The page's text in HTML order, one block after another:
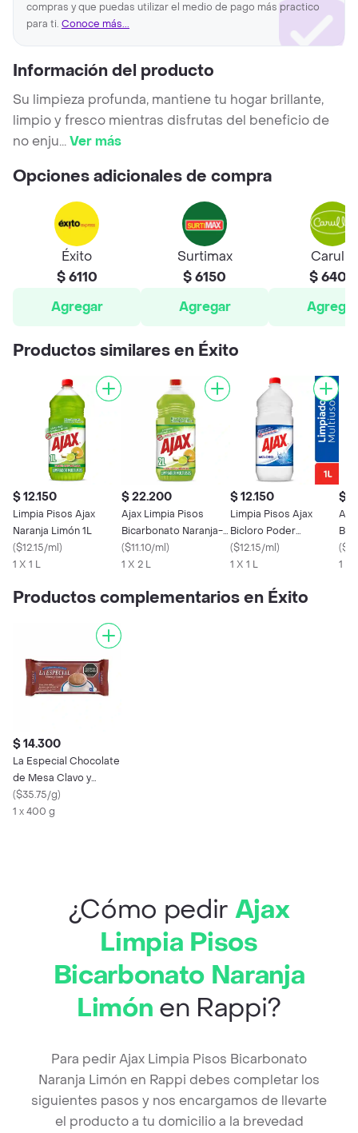
compras y que puedas utilizar el medio de pago más practico
para ti. Conoce más...
Información del producto
Su limpieza profunda, mantiene tu hogar brillante,
limpio y fresco mientras disfrutas del beneficio de
no enju...Ver más
Opciones adicionales de compra
Éxito
$ 6110
Agregar
Surtimax
$ 6150
Agregar
Carulla
$ 6400
Agregar
Productos similares en Éxito
$ 12.150
Limpia Pisos Ajax
Naranja Limón 1L
($12.15/ml)
1 X 1 L
$ 22.200
Ajax Limpia Pisos
Bicarbonato Naranja-
Limon 2 L
($11.10/ml)
1 X 2 L
$ 12.150
Limpia Pisos Ajax
Bicloro Poder
Desinfectante 1L
($12.15/ml)
1 X 1 L
$
1.5L
(
1 X
Productos complementarios en Éxito
$ 14.300
La Especial Chocolate
de Mesa Clavo y
Canela
($35.75/g)
1 x 400 g
¿Cómo pedir Ajax
Limpia Pisos
Bicarbonato Naranja
Limón en Rappi?
Para pedir Ajax Limpia Pisos Bicarbonato
Naranja Limón en Rappi debes completar los
siguientes pasos y nos encargamos de llevarte
el producto a tu domicilio a la brevedad